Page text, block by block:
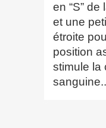
en “S”
et une
étroite
position
stimule la